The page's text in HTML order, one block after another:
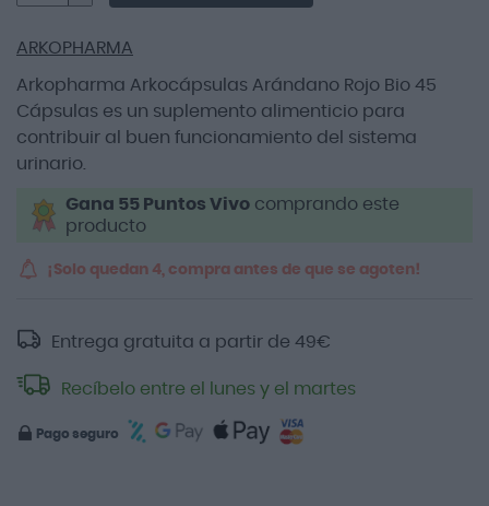
de
ARKOPHARMA
Arkopharma Arkocápsulas Arándano Rojo Bio 45
Cápsulas es un suplemento alimenticio para
contribuir al buen funcionamiento del sistema
urinario.
Gana 55 Puntos Vivo comprando este
producto
¡Solo quedan 4, compra antes de que se agoten!
Entrega gratuita a partir de 49€
Recíbelo entre el lunes y el martes
Pago seguro